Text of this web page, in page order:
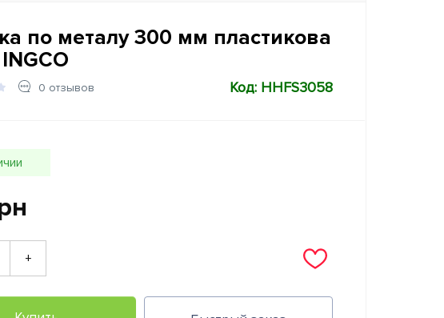
по металу 300 мм пластикова
0 отзывов Код: HHFS3058
+